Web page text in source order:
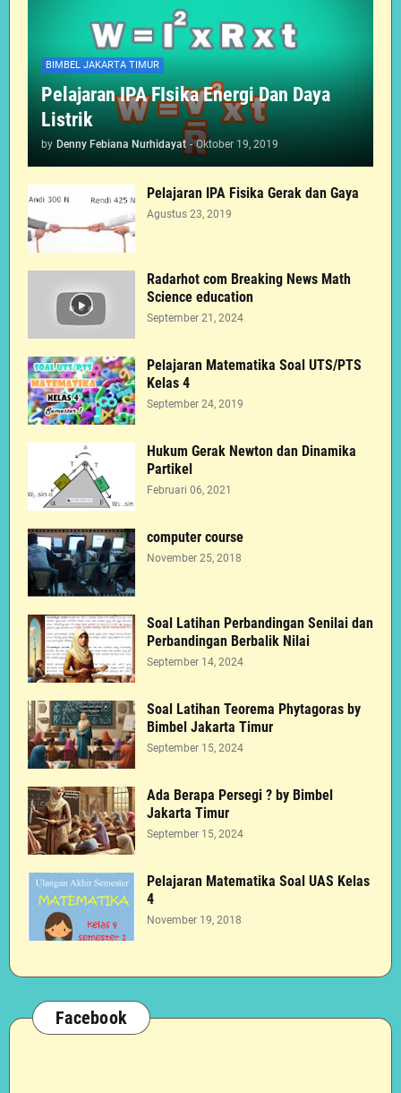
BIMBEL JAKARTA TIMUR
Pelajaran IPA FIsika Energi Dan Daya
Listrik
by Denny Febiana Nurhidayat - Oktober 19, 2019
Pelajaran IPA Fisika Gerak dan Gaya
Agustus 23, 2019
Radarhot com Breaking News Math
Science education
September 21, 2024
Pelajaran Matematika Soal UTS/PTS
Kelas 4
September 24, 2019
Hukum Gerak Newton dan Dinamika
Partikel
Februari 06, 2021
computer course
November 25, 2018
Soal Latihan Perbandingan Senilai dan
Perbandingan Berbalik Nilai
September 14, 2024
Soal Latihan Teorema Phytagoras by
Bimbel Jakarta Timur
September 15, 2024
Ada Berapa Persegi ? by Bimbel
Jakarta Timur
September 15, 2024
Pelajaran Matematika Soal UAS Kelas
4
November 19, 2018
Facebook